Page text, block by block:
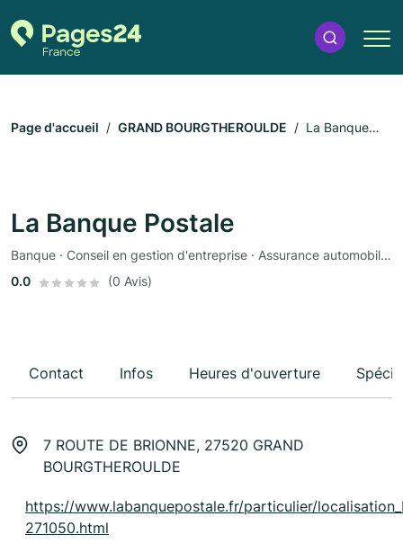
Page d'accueil GRAND BOURGTHEROULDE
La Banque
La Banque Postale
Banque · Conseil en gestion d'entreprise · Assurance automobile · Assurance
0.0
(0 Avis)
Contact Infos Heures d'ouverture
7 ROUTE DE BRIONNE, 27520 GRAND
BOURGTHEROULDE
https://www.labanquepostale.fr/particulier/
271050.html